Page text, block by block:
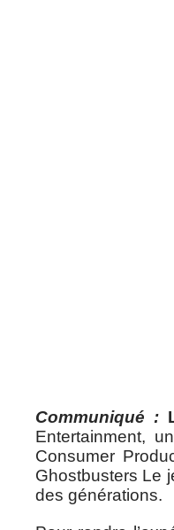
Communiqué :
Entertainment,
Consumer
Ghostbusters Le
des générations.